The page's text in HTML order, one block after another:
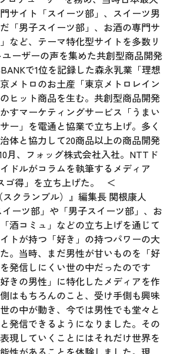
サイト「スイーツ部」、スイーツ男
「男子スイーツ部」、お酒の専門サ
など、テーマ特化型サイトを多数リ
ユーザーの声を集めた共創型商品開発
で1位を記録した森永乳業「理想
メトロのお土産「東京メトロレイン
ヒット商品を生む。共創型商品開発
すマーケティングサービス「うまい
ー」を電通と協業で立ち上げ。多く
体と協力して20商品以上の商品開発
月、フォッグ株式会社入社。NTTド
ドルがコラムを執筆するメディア
ゴ得」を立ち上げた。 ＜
スクランブル）』編集長 関根康人
ーツ部」や「男子スイーツ部」、お
酒コミュ」などの立ち上げを通じて
トが持つ「好き」の持つパワーの大
。当時、まだ男性が甘いものを「好
発信しにくい世の中だったのです
きの男性」に特化したメディアを作
はもちろんのこと、受け手側も興味
の中が動き、今では男性でも堂々と
発信できるようになりました。その
現していくことにはそれだけ世界を